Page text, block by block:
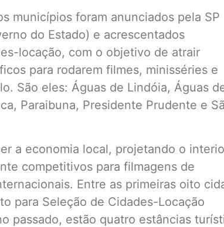
municípios foram anunciados pela SP
do Estado) e acrescentados
locação, com o objetivo de atrair
para rodarem filmes, minisséries e
São eles: Águas de Lindóia, Águas
Paraibuna, Presidente Prudente e
a economia local, projetando o
competitivos para filmagens de
Entre as primeiras oito
para Seleção de Cidades-Locação
passado, estão quatro estâncias